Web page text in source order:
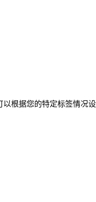
根据您的特定标签情况